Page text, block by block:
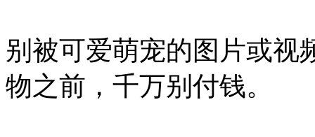
别被可爱萌宠的图片或视
物之前，千万别付钱。